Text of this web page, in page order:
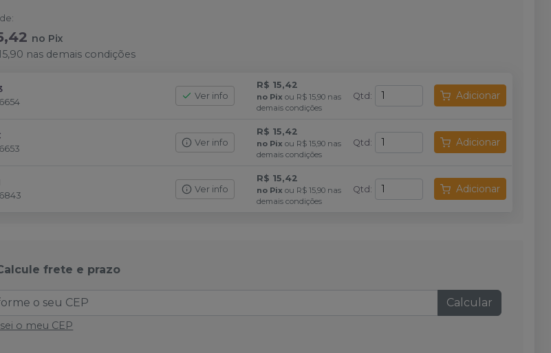
no Pix
nas demais condições
Ver info
R$ 15,42
no Pix ou R$ 15,90 nas
demais condições
Qtd : Adicionar
Ver info
R$ 15,42
no Pix ou R$ 15,90 nas
demais condições
Qtd : Adicionar
Ver info
R$ 15,42
no Pix ou R$ 15,90 nas
demais condições
Qtd : Adicionar
frete e prazo
Calcular
o meu CEP